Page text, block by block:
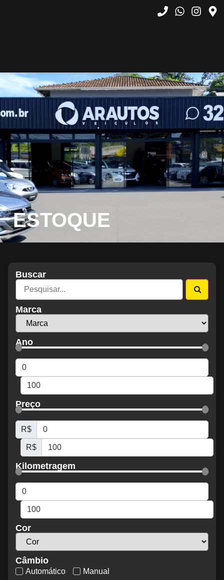
ESTOQUE
Buscar
Marca
Ano
Preço
R$
R$
Kilometragem
Cor
Câmbio
Automático Manual